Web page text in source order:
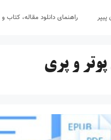
راهنمای دانلود مقاله، کتاب و
و پری